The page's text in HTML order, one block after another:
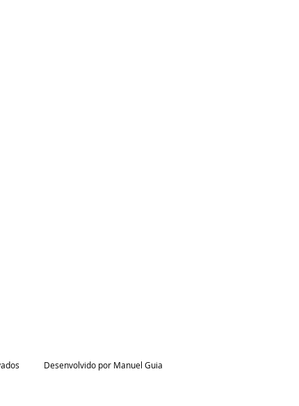
Desenvolvido por Manuel Guia